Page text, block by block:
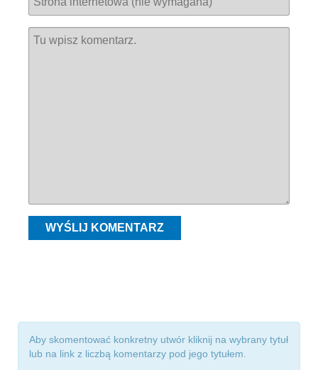
Aby skomentować konkretny utwór kliknij na wybrany tytuł
lub na link z liczbą komentarzy pod jego tytułem.